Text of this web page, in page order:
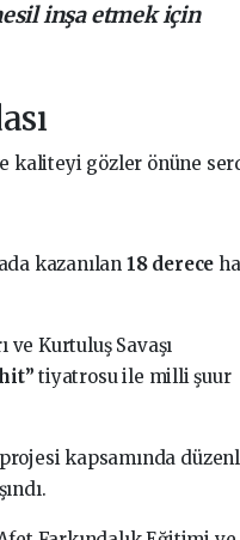
inşa etmek için
kaliteyi gözler önüne
kazanılan 18 derece
ve Kurtuluş Savaşı
tiyatrosu ile milli şuur
kapsamında